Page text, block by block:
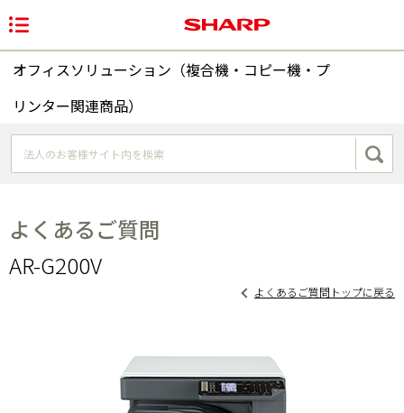
オフィスソリューション（複合機・コピー機・プ
リンター関連商品）
よくあるご質問
AR-G200V
よくあるご質問トップに戻る